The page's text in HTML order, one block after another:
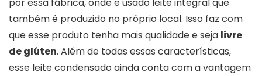
também é produzido no próprio local. Isso faz com
que esse produto tenha mais qualidade e seja livre
de glúten. Além de todas essas características,
esse leite condensado ainda conta com a vantagem